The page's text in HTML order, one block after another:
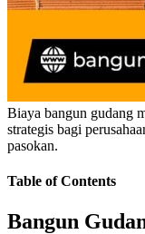
Biaya bangun gudang
strategis bagi
pasokan.
Table of Contents
Bangun